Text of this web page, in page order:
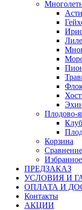
Плодово-
Корзина
Избранное
ПРЕДЗАКАЗ
УСЛОВИЯ И
ОПЛАТА И
Контакты
АКЦИИ